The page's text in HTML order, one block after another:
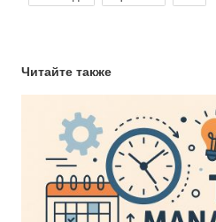
Читайте также